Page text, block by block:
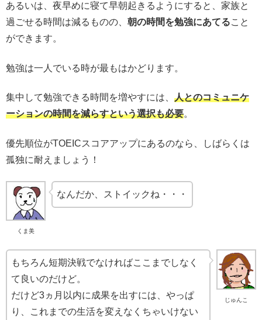
あるいは、夜早めに寝て早朝起きるようにすると、家族と
過ごせる時間は減るものの、 朝の時間を勉強にあてること
ができます。
勉強は一人でいる時が最もはかどります。
集中して勉強できる時間を増やすには、 人とのコミュニケ
ーションの時間を減らすという選択も必要。
優先順位がTOEICスコアアップにあるのなら、しばらくは
孤独に耐えましょう！
くま美
なんだか、ストイックね・・・
じゅんこ
もちろん短期決戦でなければここまでしなく
て良いのだけど。
だけど3ヵ月以内に成果を出すには、やっぱ
り、これまでの生活を変えなくちゃいけない